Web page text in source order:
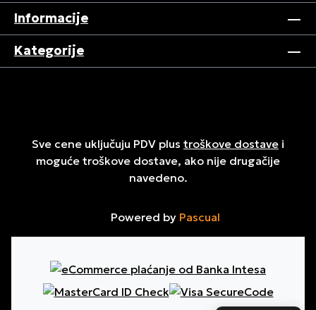
Informacije
Kategorije
Sve cene uključuju PDV plus troškove dostave i
moguće troškove dostave, ako nije drugačije
navedeno.
Powered by Pascual